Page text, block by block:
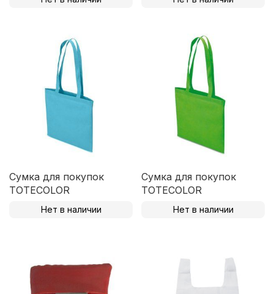
Сумка для покупок
TOTECOLOR
Нет в наличии
Сумка для покупок
TOTECOLOR
Нет в наличии